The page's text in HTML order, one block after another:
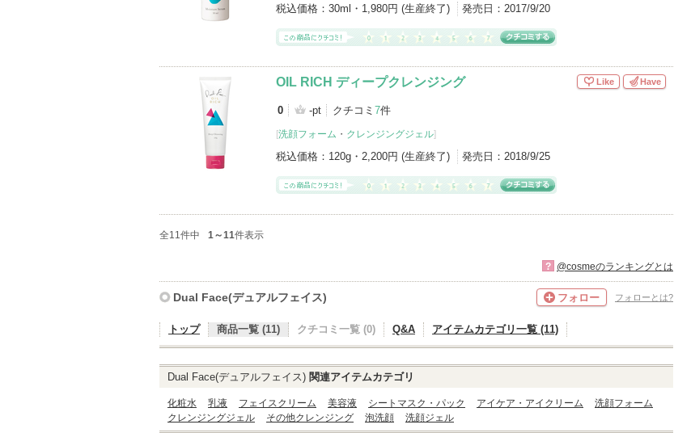
税込価格： 30ml・1,980円 (生産終了) 発売日： 2017/9/20
OIL RICH ディープクレンジング
0 -pt クチコミ 7件
[洗顔フォーム ・ クレンジングジェル]
税込価格： 120g・2,200円 (生産終了) 発売日： 2018/9/25
Like Have
全11件中 1～11件表示
? @cosmeのランキングとは
Dual Face(デュアルフェイス) フォロー フォローとは?
トップ 商品一覧 (11) クチコミ一覧 (0) Q&A アイテムカテゴリ一覧 (11)
Dual Face(デュアルフェイス) 関連アイテムカテゴリ
化粧水 乳液 フェイスクリーム 美容液 シートマスク・パック アイケア・アイクリーム
洗顔フォーム
クレンジングジェル
その他クレンジング 泡洗顔 洗顔ジェル